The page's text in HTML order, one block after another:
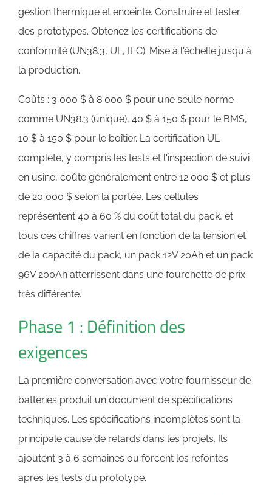
gestion thermique et enceinte. Construire et tester
des prototypes. Obtenez les certifications de
conformité (UN38.3, UL, IEC). Mise à l'échelle jusqu'à
la production.
Coûts : 3 000 $ à 8 000 $ pour une seule norme
comme UN38.3 (unique), 40 $ à 150 $ pour le BMS,
10 $ à 150 $ pour le boîtier. La certification UL
complète, y compris les tests et l'inspection de suivi
en usine, coûte généralement entre 12 000 $ et plus
de 20 000 $ selon la portée. Les cellules
représentent 40 à 60 % du coût total du pack, et
tous ces chiffres varient en fonction de la tension et
de la capacité du pack, un pack 12V 20Ah et un pack
96V 200Ah atterrissent dans une fourchette de prix
très différente.
Phase 1 : Définition des
exigences
La première conversation avec votre fournisseur de
batteries produit un document de spécifications
techniques. Les spécifications incomplètes sont la
principale cause de retards dans les projets. Ils
ajoutent 3 à 6 semaines ou forcent les refontes
après les tests du prototype.